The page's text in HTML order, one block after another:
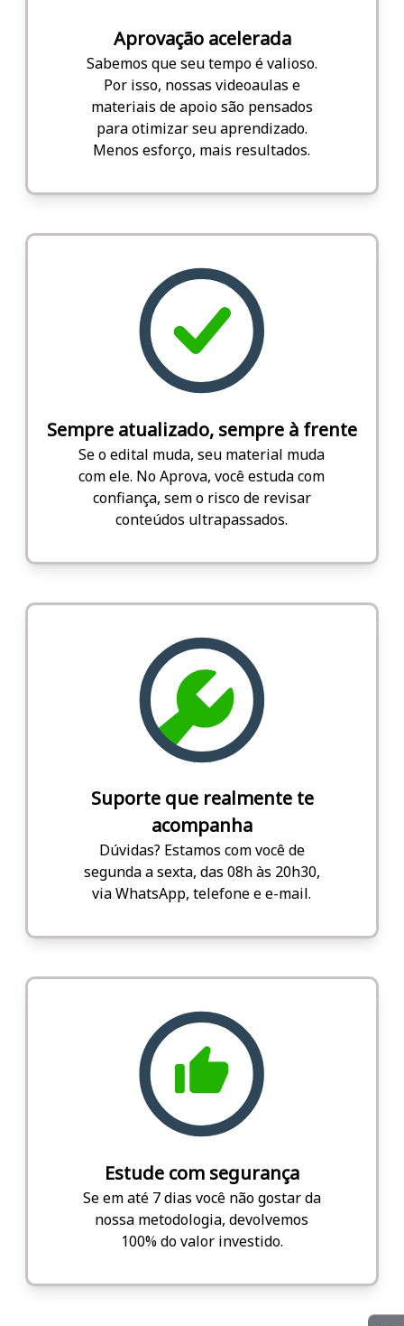
Aprovação acelerada
Sabemos que seu tempo é valioso.
Por isso, nossas videoaulas e
materiais de apoio são pensados
para otimizar seu aprendizado.
Menos esforço, mais resultados.
Sempre atualizado, sempre à frente
Se o edital muda, seu material muda
com ele. No Aprova, você estuda com
confiança, sem o risco de revisar
conteúdos ultrapassados.
Suporte que realmente te
acompanha
Dúvidas? Estamos com você de
segunda a sexta, das 08h às 20h30,
via WhatsApp, telefone e e-mail.
Estude com segurança
Se em até 7 dias você não gostar da
nossa metodologia, devolvemos
100% do valor investido.